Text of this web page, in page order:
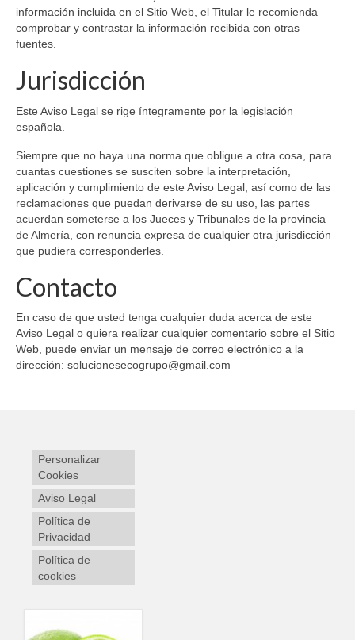
información incluida en el Sitio Web, el Titular le recomienda
comprobar y contrastar la información recibida con otras
fuentes.
Jurisdicción
Este Aviso Legal se rige íntegramente por la legislación
española.
Siempre que no haya una norma que obligue a otra cosa, para
cuantas cuestiones se susciten sobre la interpretación,
aplicación y cumplimiento de este Aviso Legal, así como de las
reclamaciones que puedan derivarse de su uso, las partes
acuerdan someterse a los Jueces y Tribunales de la provincia
de Almería, con renuncia expresa de cualquier otra jurisdicción
que pudiera corresponderles.
Contacto
En caso de que usted tenga cualquier duda acerca de este
Aviso Legal o quiera realizar cualquier comentario sobre el Sitio
Web, puede enviar un mensaje de correo electrónico a la
dirección: solucionesecogrupo@gmail.com
Personalizar
Cookies
Aviso Legal
Política de
Privacidad
Política de
cookies